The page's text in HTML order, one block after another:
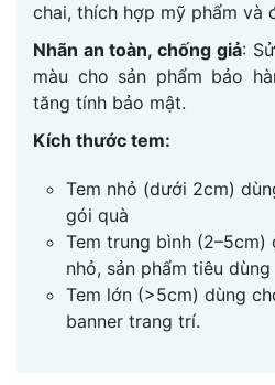
chai, thích hợp mỹ phẩm và
Nhãn an toàn, chống giả:
màu cho sản phẩm bảo
tăng tính bảo mật.
Kích thước tem:
Tem nhỏ (dưới 2cm)
gói quà
Tem trung bình (2–5cm)
nhỏ, sản phẩm tiêu dùng
Tem lớn (>5cm) dùng
banner trang trí.